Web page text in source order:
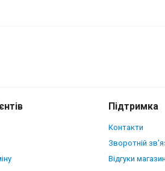
Scales для Google
Підтримка
Контакти
Зворотній
Відгуки